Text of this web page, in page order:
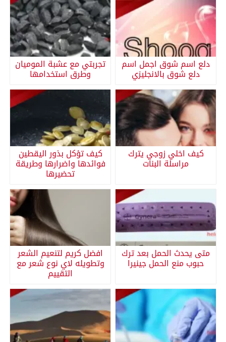
دلع اسم شوق اجمل اسم
دلع شوق بالانجليزي
تجربتي مع عشبة الموميان
وطرق استخدامها
كيف اخلي زوجي يترك
مراسلة البنات
كيف تؤكل بذور اليقطين
فوائدها واضرارها وطريقة
تحضيرها
متى يحدث الحمل بعد ترك
حبوب منع الحمل جينيرا
افضل كريم لتنعيم الشعر
وتطويله لاي نوع شعر مع
التقييم